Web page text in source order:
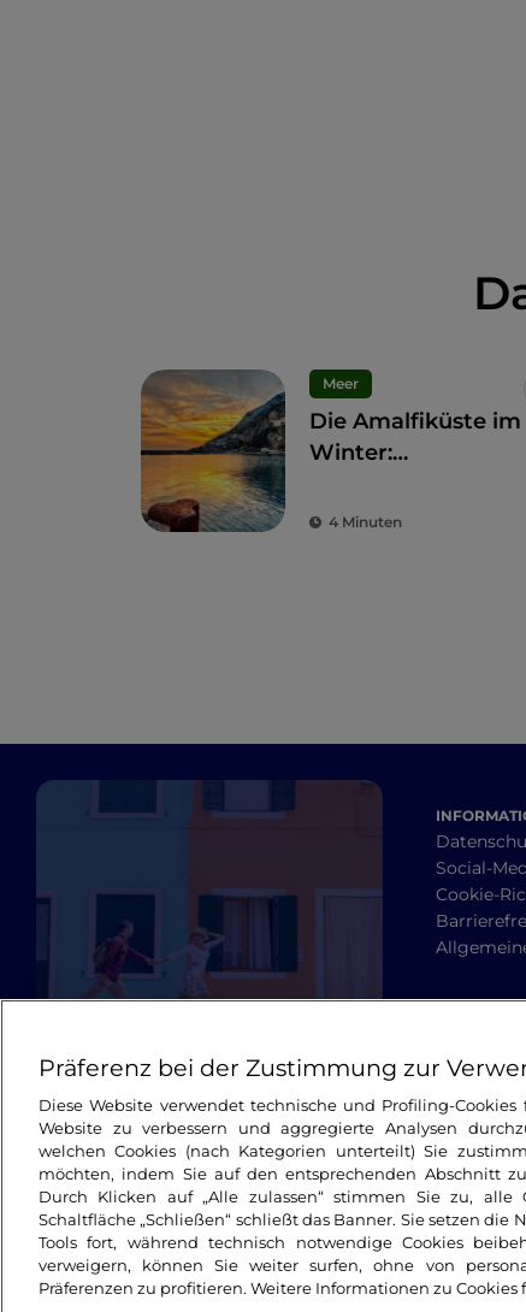
Meer
Die Amalfiküste im
Winter:
Gründe für einen
4 Minuten
Social-
Cookie-
Präferenz bei der Zustimmung zur
Diese Website verwendet technische und Profiling-
Website zu verbessern und aggregierte Analysen
welchen Cookies (nach Kategorien unterteilt) Sie
möchten, indem Sie auf den entsprechenden Abschnitt
Durch Klicken auf „Alle zulassen“ stimmen Sie zu,
Schaltfläche „Schließen“ schließt das Banner. Sie setzen die
Tools fort, während technisch notwendige Cookies
verweigern, können Sie weiter surfen, ohne von
Präferenzen zu profitieren. Weitere Informationen zu Cookies